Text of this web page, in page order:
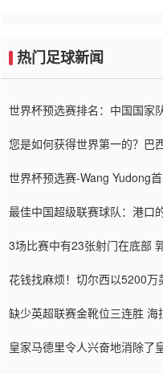
热门足球新闻
世界杯预选赛排名：中国国家
您是如何获得世界第一的？巴
世界杯预选赛-Wang Yudong
最佳中国超级联赛球队：港口
3场比赛中有23张射门在底部
花钱找麻烦！切尔西以5200
缺少英超联赛金靴位三连胜 海
皇家马德里令人兴奋地消除了